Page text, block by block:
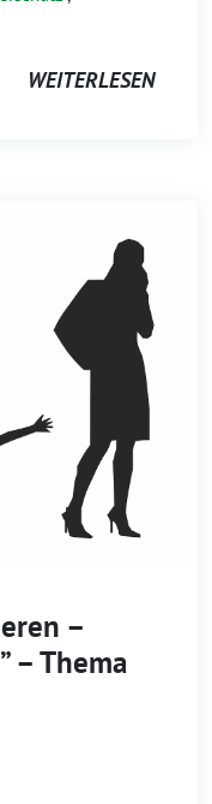
WEITERLESEN
–
– Thema